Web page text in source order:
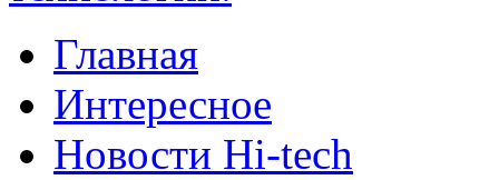
Главная
Интересное
Новости Hi-tech